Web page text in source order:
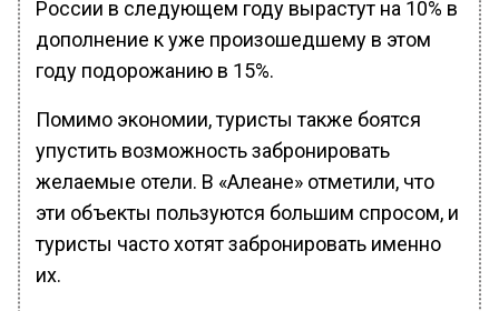
России в следующем году вырастут на 10% в
дополнение к уже произошедшему в этом
году подорожанию в 15%.
Помимо экономии, туристы также боятся
упустить возможность забронировать
желаемые отели. В «Алеане» отметили, что
эти объекты пользуются большим спросом, и
туристы часто хотят забронировать именно
их.